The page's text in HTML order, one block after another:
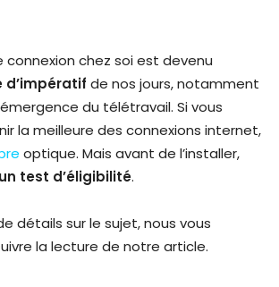
connexion chez soi est devenu
d’impératif de nos jours, notamment
du télétravail. Si vous
la meilleure des connexions internet,
optique. Mais avant de l’installer,
test d’éligibilité.
détails sur le sujet, nous vous
la lecture de notre article.